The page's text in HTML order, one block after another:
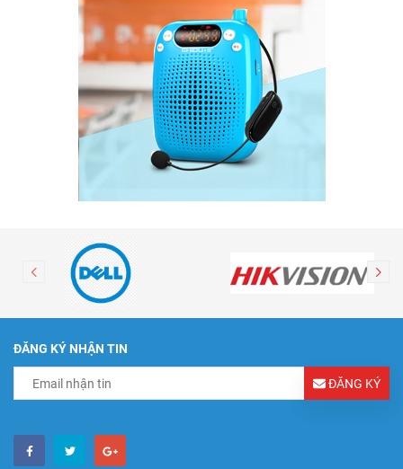
ĐĂNG KÝ NHẬN TIN
ĐĂNG KÝ